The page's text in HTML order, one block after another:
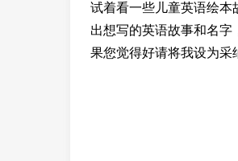
试着看一些儿童英语绘本
出想写的英语故事和名字
果您觉得好请将我设为采